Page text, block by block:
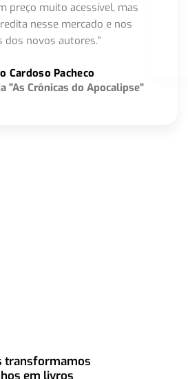
preço muito acessível, mas
nesse mercado e nos
dos novos autores.”
Cardoso Pacheco
"As Crônicas do Apocalipse"
transformamos